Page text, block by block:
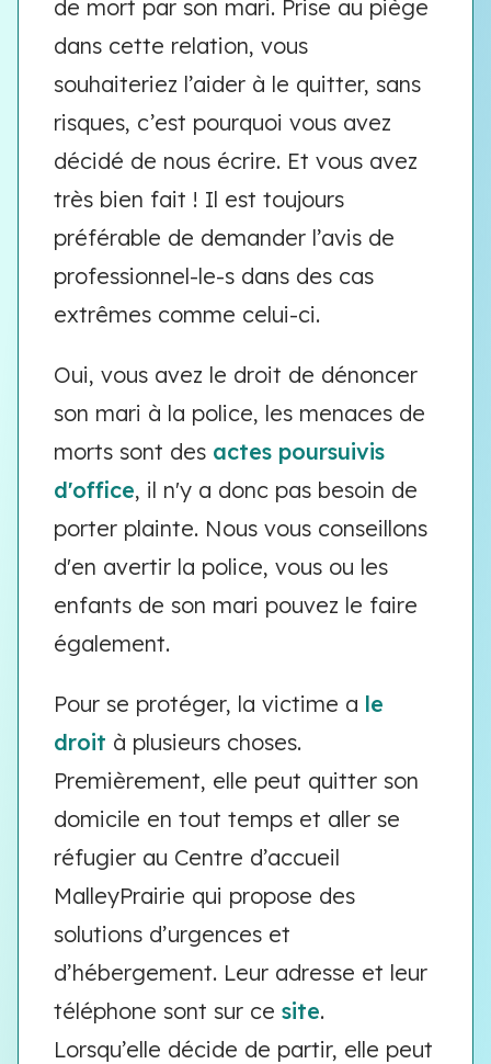
de mort par son mari. Prise au piège
dans cette relation, vous
souhaiteriez l’aider à le quitter, sans
risques, c’est pourquoi vous avez
décidé de nous écrire. Et vous avez
très bien fait ! Il est toujours
préférable de demander l’avis de
professionnel-le-s dans des cas
extrêmes comme celui-ci.
Oui, vous avez le droit de dénoncer
son mari à la police, les menaces de
morts sont des actes poursuivis
d'office, il n'y a donc pas besoin de
porter plainte. Nous vous conseillons
d'en avertir la police, vous ou les
enfants de son mari pouvez le faire
également.
Pour se protéger, la victime a le
droit à plusieurs choses.
Premièrement, elle peut quitter son
domicile en tout temps et aller se
réfugier au Centre d’accueil
MalleyPrairie qui propose des
solutions d’urgences et
d’hébergement. Leur adresse et leur
téléphone sont sur ce site.
Lorsqu’elle décide de partir, elle peut